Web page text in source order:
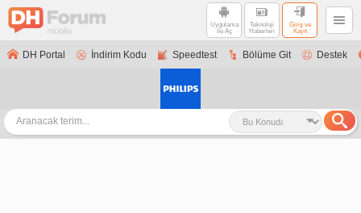
Uygulama
ile Aç
Teknoloji
Haberleri
Giriş ve
Kayıt
DH Portal İndirim Kodu Speedtest Bölüme Git Destek